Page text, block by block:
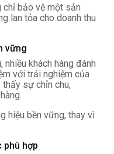
chỉ bảo vệ một sản
lan tỏa cho doanh thu
vững
khách hàng đánh
với trải nghiệm của
sự chỉn chu,
hiệu bền vững, thay vì
phù hợp